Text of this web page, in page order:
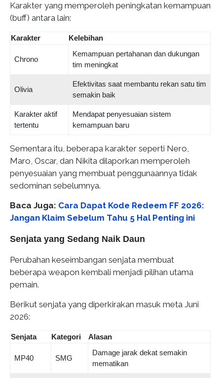
Karakter yang memperoleh peningkatan kemampuan
(buff) antara lain:
Karakter Kelebihan
Chrono
Kemampuan pertahanan dan dukungan
tim meningkat
Olivia
Efektivitas saat membantu rekan satu tim
semakin baik
Karakter aktif
tertentu
Mendapat penyesuaian sistem
kemampuan baru
Sementara itu, beberapa karakter seperti Nero,
Maro, Oscar, dan Nikita dilaporkan memperoleh
penyesuaian yang membuat penggunaannya tidak
sedominan sebelumnya.
Baca Juga: Cara Dapat Kode Redeem FF 2026:
Jangan Klaim Sebelum Tahu 5 Hal Penting ini
Senjata yang Sedang Naik Daun
Perubahan keseimbangan senjata membuat
beberapa weapon kembali menjadi pilihan utama
pemain.
Berikut senjata yang diperkirakan masuk meta Juni
2026:
Senjata Kategori Alasan
MP40 SMG
Damage jarak dekat semakin
mematikan